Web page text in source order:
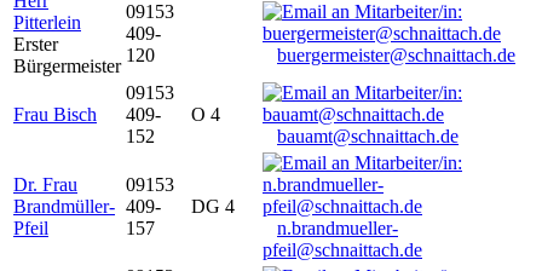
Pitterlein
Erster
Bürgermeister
09153
409-
120
buergermeister@schnaittach.de
Frau Bisch
09153
409-
152
O 4
bauamt@schnaittach.de
Dr. Frau
Brandmüller-
Pfeil
09153
409-
157
DG 4
n.brandmueller-
pfeil@schnaittach.de